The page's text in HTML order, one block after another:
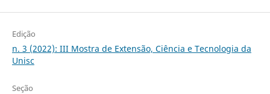
Edição
n. 3 (2022): III Mostra de Extensão, Ciência e Tecnologia da
Unisc
Seção